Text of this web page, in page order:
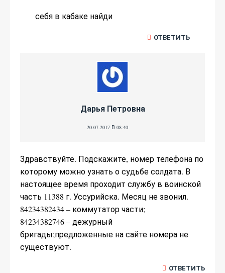
себя в кабаке найди
ОТВЕТИТЬ
Дарья Петровна
20.07.2017 В 08:40
Здравствуйте. Подскажите, номер телефона по
которому можно узнать о судьбе солдата. В
настоящее время проходит службу в воинской
часть 11388 г. Уссурийска. Месяц не звонил.
84234382434 – коммутатор части;
84234382746 – дежурный
бригады;предложенные на сайте номера не
существуют.
ОТВЕТИТЬ